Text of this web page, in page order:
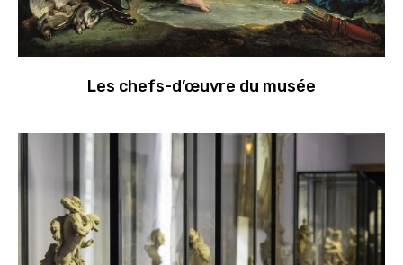
Les chefs-d’œuvre du musée